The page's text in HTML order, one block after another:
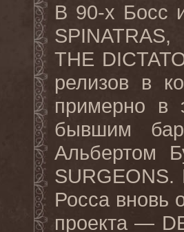
В 90-х Босс
SPINATRAS,
THE
релизов в
примерно в
бывшим
Альбертом
SURGEONS.
Росса вновь
проекта —